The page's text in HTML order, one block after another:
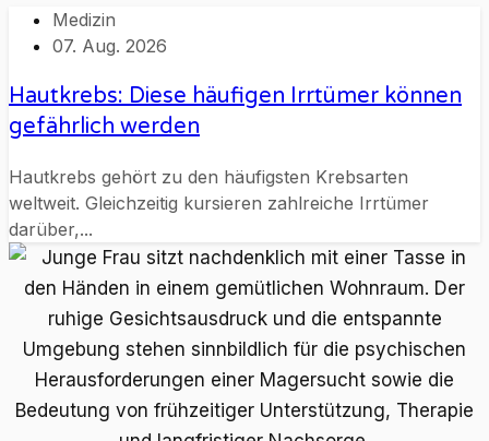
Medizin
07. Aug. 2026
Hautkrebs: Diese häufigen Irrtümer können
gefährlich werden
Hautkrebs gehört zu den häufigsten Krebsarten
weltweit. Gleichzeitig kursieren zahlreiche Irrtümer
darüber,...